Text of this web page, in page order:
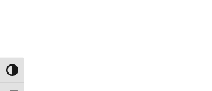
Alternar alto contraste